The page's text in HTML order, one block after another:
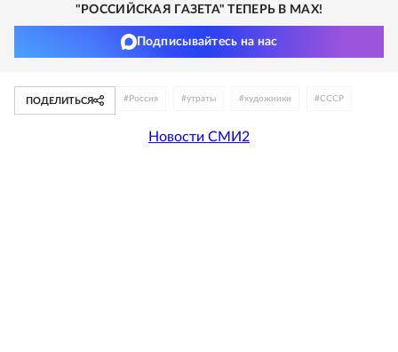
"РОССИЙСКАЯ ГАЗЕТА" ТЕПЕРЬ В MAX!
Подписывайтесь на нас
ПОДЕЛИТЬСЯ # Россия #утраты #художники #СССР
Новости СМИ2